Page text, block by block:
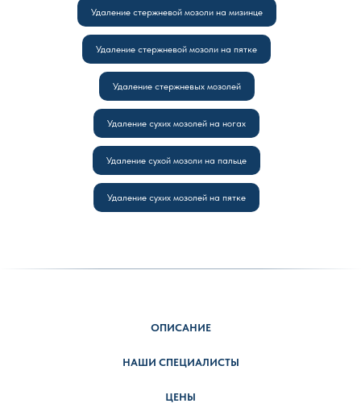
Удаление стержневой мозоли на мизинце
Удаление стержневой мозоли на пятке
Удаление стержневых мозолей
Удаление сухих мозолей на ногах
Удаление сухой мозоли на пальце
Удаление сухих мозолей на пятке
ОПИСАНИЕ
НАШИ СПЕЦИАЛИСТЫ
ЦЕНЫ